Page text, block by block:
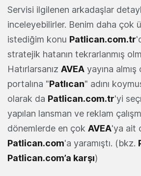
Servisi ilgilenen arkadaşlar
inceleyebilirler. Benim daha çok
istediğim konu Patlican.com.tr
stratejik hatanın tekrarlanmış
Hatırlarsanız AVEA yayına
portalına "Patlıcan" adını
olarak da Patlican.com.tr'yi
yapılan lansman ve reklam
dönemlerde en çok AVEA'ya ait
Patlican.com'a yaramıştı. (bkz.
Patlican.com’a karşı)